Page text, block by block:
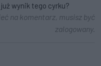
wynik tego cyrku?
na komentarz, musisz być
zalogowany.